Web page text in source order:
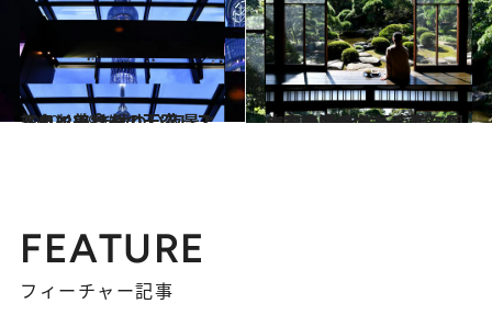
2020.1.19
スカイツリーの天空レストランで まばゆい夜景とともに美食を
旅＆お出かけ 2020.1.16
大正浪漫あふれる葛飾の山本亭で 和洋折衷美に囲まれ一服いただく
旅＆お出かけ
FEATURE
フィーチャー記事